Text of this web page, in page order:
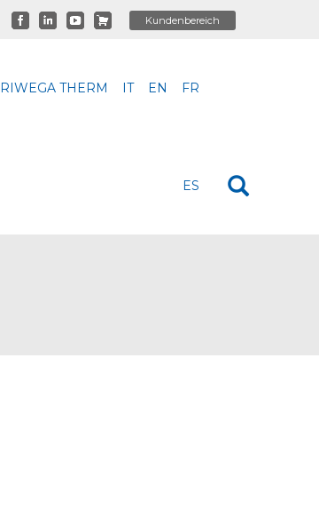
RIWEGA THERM IT EN FR
ES